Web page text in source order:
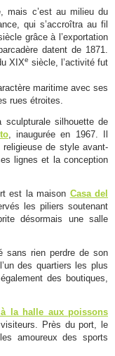
mais c’est au milieu du
qui s’accroîtra au fil
grâce à l’exportation
datent de 1871.
XIXe siècle, l’activité fut
maritime avec ses
rues étroites.
sculpturale silhouette de
, inaugurée en 1967. Il
religieuse de style avant-
lignes et la conception
est la maison Casa del
les piliers soutenant
désormais une salle
sans rien perdre de son
des quartiers les plus
des boutiques,
la halle aux poissons
Près du port, le
amoureux des sports